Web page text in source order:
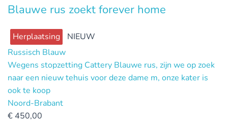
Blauwe rus zoekt forever home
Herplaatsing
NIEUW
Russisch Blauw
Wegens stopzetting Cattery Blauwe rus, zijn we op zoek
naar een nieuw tehuis voor deze dame m, onze kater is
ook te koop
Noord-Brabant
€ 450,00